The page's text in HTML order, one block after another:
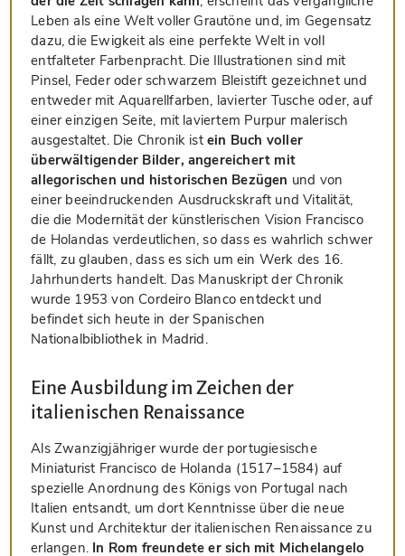
Leben als eine Welt voller Grautöne und, im Gegensatz
dazu, die Ewigkeit als eine perfekte Welt in voll
entfalteter Farbenpracht. Die Illustrationen sind mit
Pinsel, Feder oder schwarzem Bleistift gezeichnet und
entweder mit Aquarellfarben, lavierter Tusche oder, auf
einer einzigen Seite, mit laviertem Purpur malerisch
ausgestaltet. Die Chronik istein Buch voller
überwältigender Bilder, angereichert mit
allegorischen und historischen Bezügen und von
einer beeindruckenden Ausdruckskraft und Vitalität,
die die Modernität der künstlerischen Vision Francisco
de Holandas verdeutlichen, so dass es wahrlich schwer
fällt, zu glauben, dass es sich um ein Werk des 16.
Jahrhunderts handelt. Das Manuskript der Chronik
wurde 1953 von Cordeiro Blanco entdeckt und
befindet sich heute in der Spanischen
Nationalbibliothek in Madrid.
Eine Ausbildung im Zeichen der
italienischen Renaissance
Als Zwanzigjähriger wurde der portugiesische
Miniaturist Francisco de Holanda (1517–1584) auf
spezielle Anordnung des Königs von Portugal nach
Italien entsandt, um dort Kenntnisse über die neue
Kunst und Architektur der italienischen Renaissance zu
erlangen. In Rom freundete er sich mit Michelangelo